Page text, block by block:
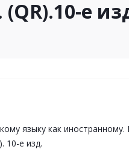
е
языку как
10-е изд.